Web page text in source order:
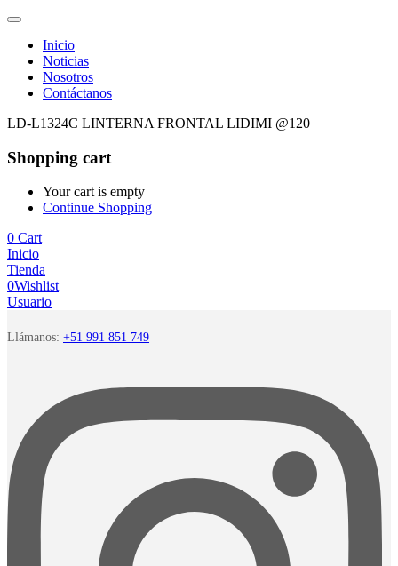
Inicio
Noticias
Nosotros
Contáctanos
LD-L1324C LINTERNA FRONTAL LIDIMI @120
Shopping cart
Your cart is empty
Continue Shopping
0 Cart
Inicio
Tienda
0Wishlist
Usuario
Llámanos: +51 991 851 749